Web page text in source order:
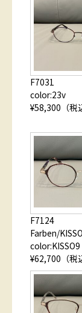
F7031
color:23v
¥58,300（税
F7124
Farben/KISSO
color:KISSO9
¥62,700（税